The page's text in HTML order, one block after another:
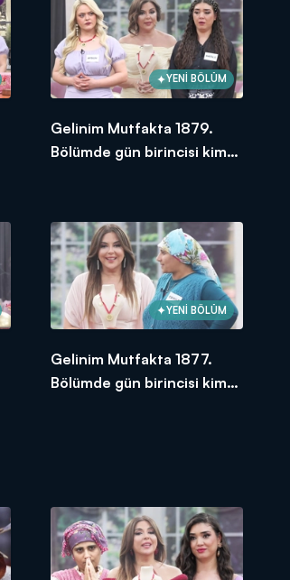
YENİ BÖLÜM
Gelinim Mutfakta 1879.
Bölümde gün birincisi kim
YENİ BÖLÜM
Gelinim Mutfakta 1877.
Bölümde gün birincisi kim